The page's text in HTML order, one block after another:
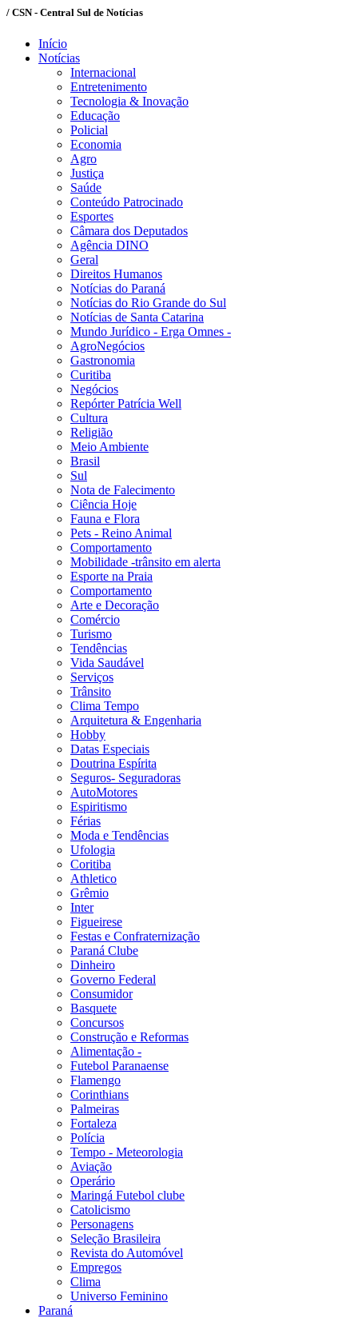
/ CSN - Central Sul de Notícias
Início
Notícias
Internacional
Entretenimento
Tecnologia & Inovação
Educação
Policial
Economia
Agro
Justiça
Saúde
Conteúdo Patrocinado
Esportes
Câmara dos Deputados
Agência DINO
Geral
Direitos Humanos
Notícias do Paraná
Notícias do Rio Grande do Sul
Notícias de Santa Catarina
Mundo Jurídico - Erga Omnes -
AgroNegócios
Gastronomia
Curitiba
Negócios
Repórter Patrícia Well
Cultura
Religião
Meio Ambiente
Brasil
Sul
Nota de Falecimento
Ciência Hoje
Fauna e Flora
Pets - Reino Animal
Comportamento
Mobilidade -trânsito em alerta
Esporte na Praia
Comportamento
Arte e Decoração
Comércio
Turismo
Tendências
Vida Saudável
Serviços
Trânsito
Clima Tempo
Arquitetura & Engenharia
Hobby
Datas Especiais
Doutrina Espírita
Seguros- Seguradoras
AutoMotores
Espiritismo
Férias
Moda e Tendências
Ufologia
Coritiba
Athletico
Grêmio
Inter
Figueirese
Festas e Confraternização
Paraná Clube
Dinheiro
Governo Federal
Consumidor
Basquete
Concursos
Construção e Reformas
Alimentação -
Futebol Paranaense
Flamengo
Corinthians
Palmeiras
Fortaleza
Polícia
Tempo - Meteorologia
Aviação
Operário
Maringá Futebol clube
Catolicismo
Personagens
Seleção Brasileira
Revista do Automóvel
Empregos
Clima
Universo Feminino
Paraná